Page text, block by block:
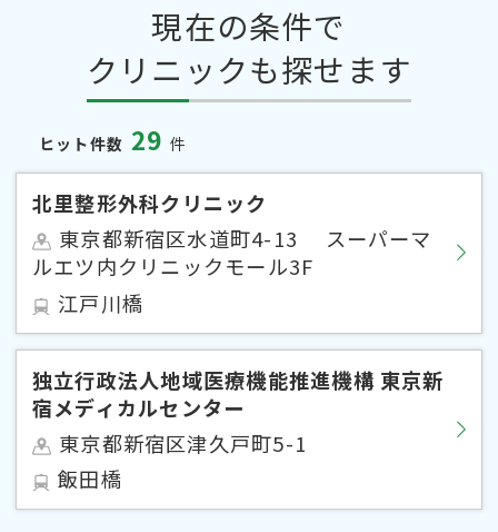
現在の条件で
クリニックも探せます
ヒット件数 29 件
北里整形外科クリニック
東京都新宿区水道町4-13 スーパーマ
ルエツ内クリニックモール3F
江戸川橋
独立行政法人地域医療機能推進機構 東京新
宿メディカルセンター
東京都新宿区津久戸町5-1
飯田橋